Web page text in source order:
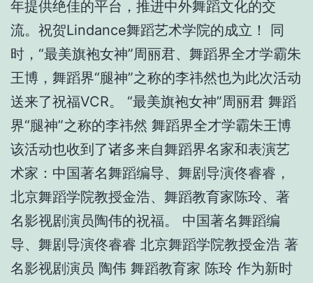
年提供绝佳的平台，推进中外舞蹈文化的交
流。祝贺Lindance舞蹈艺术学院的成立！ 同
时，“最美旗袍女神”周丽君、舞蹈界全才学霸朱
王博，舞蹈界“腿神”之称的李祎然也为此次活动
送来了祝福VCR。 “最美旗袍女神”周丽君 舞蹈
界“腿神”之称的李祎然 舞蹈界全才学霸朱王博
该活动也收到了诸多来自舞蹈界名家和表演艺
术家：中国著名舞蹈编导、舞剧导演佟睿睿，
北京舞蹈学院教授金浩、舞蹈教育家陈玲、著
名影视剧演员陶伟的祝福。 中国著名舞蹈编
导、舞剧导演佟睿睿 北京舞蹈学院教授金浩 著
名影视剧演员 陶伟 舞蹈教育家 陈玲 作为新时